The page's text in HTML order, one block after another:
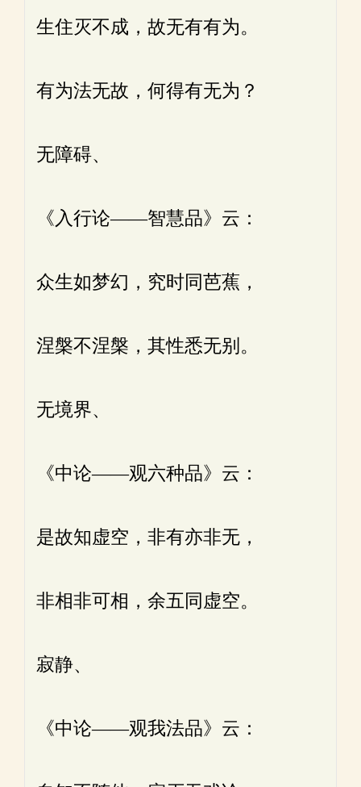
生住灭不成，故无有有为。
有为法无故，何得有无为？
无障碍、
《入行论——智慧品》云：
众生如梦幻，究时同芭蕉，
涅槃不涅槃，其性悉无别。
无境界、
《中论——观六种品》云：
是故知虚空，非有亦非无，
非相非可相，余五同虚空。
寂静、
《中论——观我法品》云：